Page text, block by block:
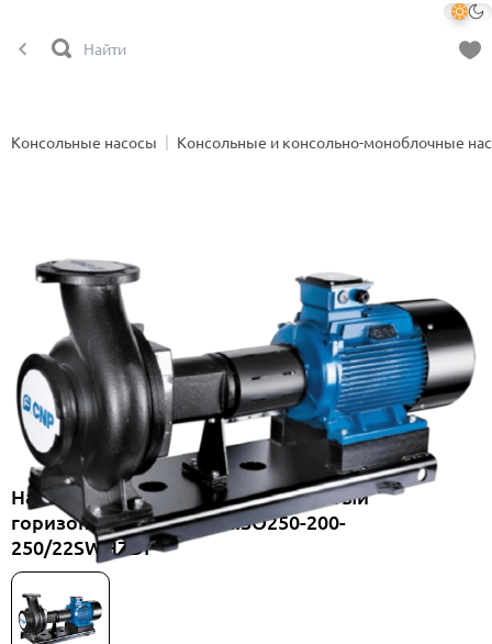
Консольные насосы Консольные и консольно-моноблочные
Насос консольный одноступенчатый
горизонтальный CNP NISO250-200-
250/22SWHZDI